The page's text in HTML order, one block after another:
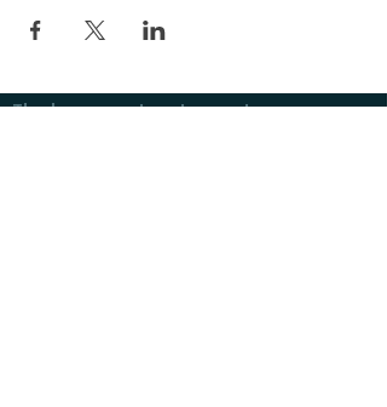
The basement restaurant